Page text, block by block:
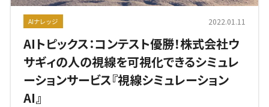
AIナレッジ 2022.01.11
AIトピックス：コンテスト優勝！株式会社ウ
サギィの人の視線を可視化できるシミュレ
ーションサービス『視線シミュレーション
AI』